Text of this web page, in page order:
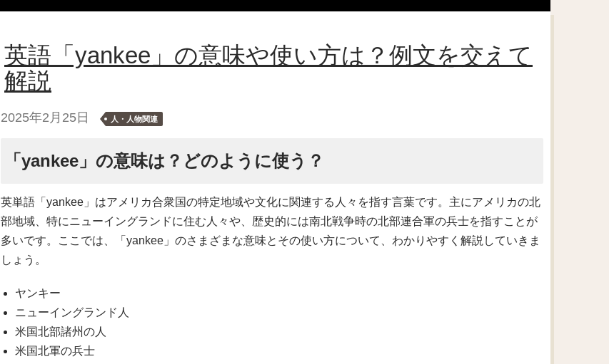
英語「yankee」の意味や使い方は？例文を交えて
解説
2025年2月25日 人・人物関連
「yankee」の意味は？どのように使う？
英単語「yankee」はアメリカ合衆国の特定地域や文化に関連する人々を指す言葉です。主にアメリカの北
部地域、特にニューイングランドに住む人々や、歴史的には南北戦争時の北部連合軍の兵士を指すことが
多いです。ここでは、「yankee」のさまざまな意味とその使い方について、わかりやすく解説していきま
しょう。
ヤンキー
ニューイングランド人
米国北部諸州の人
米国北軍の兵士